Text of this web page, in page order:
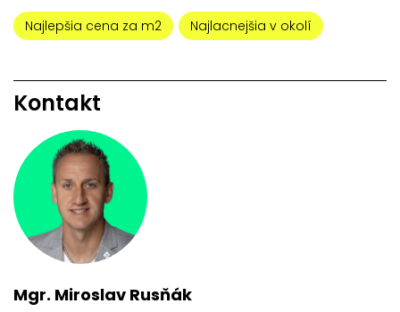
Najlepšia cena za m2 Najlacnejšia v okolí
Kontakt
Mgr. Miroslav Rusňák